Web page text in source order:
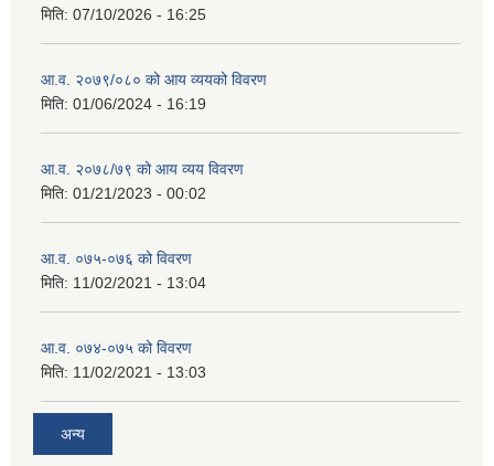
मिति: 07/10/2026 - 16:25
आ.व. २०७९/०८० को आय व्ययको विवरण
मिति: 01/06/2024 - 16:19
आ.व. २०७८/७९ को आय व्यय विवरण
मिति: 01/21/2023 - 00:02
आ.व. ०७५-०७६ को विवरण
मिति: 11/02/2021 - 13:04
आ.व. ०७४-०७५ को विवरण
मिति: 11/02/2021 - 13:03
अन्य